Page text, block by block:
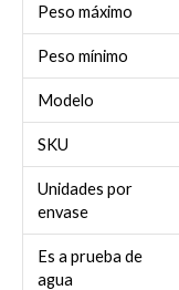
Peso máximo
Peso mínimo
Modelo
SKU
Unidades por
envase
Es a prueba de
agua